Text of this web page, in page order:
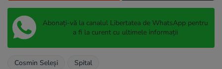
Abonați-vă la canalul Libertatea de WhatsApp pentru
a fi la curent cu ultimele informații
Cosmin Seleşi Spital